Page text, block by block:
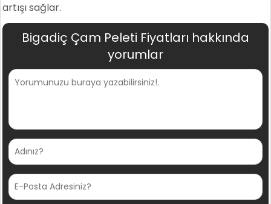
artışı sağlar.
Bigadiç Çam Peleti Fiyatları hakkında
yorumlar